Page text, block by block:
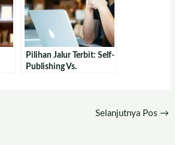
Pilihan Jalur Terbit: Self-
Publishing Vs.
Selanjutnya Pos →